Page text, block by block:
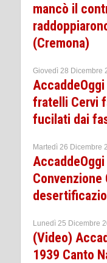
mancò il
(Cremona)
Giovedì 28 Dicembre
fratelli Cervi
fucilati dai
Martedì 26 Dicembre
Convenzione
Lunedì 25 Dicembre
(Video)
1939 Canto